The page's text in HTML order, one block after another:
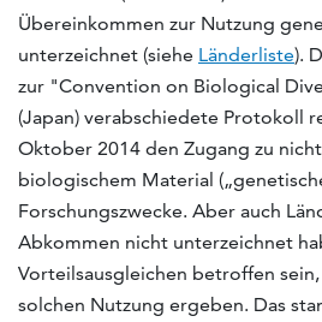
Übereinkommen zur Nutzung
unterzeichnet (siehe Länderliste).
zur "Convention on Biological
(Japan) verabschiedete Protokoll
Oktober 2014 den Zugang zu
biologischem Material
Forschungszwecke. Aber auch
Abkommen nicht unterzeichnet
Vorteilsausgleichen betroffen
solchen Nutzung ergeben. Das